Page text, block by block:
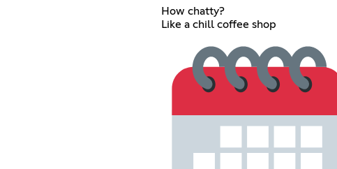
How chatty?
Like a chill coffee shop